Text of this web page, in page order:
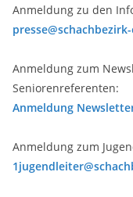
Anmeldung zu den
Anmeldung zum
Seniorenreferenten:
Anmeldung
Anmeldung zum